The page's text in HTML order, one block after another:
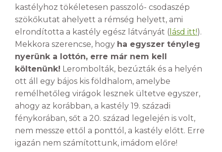
kastélyhoz tökéletesen passzoló- csodaszép
szökőkutat ahelyett a rémség helyett, ami
elrondította a kastély egész látványát ( lásd itt!).
Mekkora szerencse, hogy ha egyszer tényleg
nyerünk a lottón, erre már nem kell
költenünk! Lerombolták, bezúzták és a helyén
ott áll egy bájos kis földhalom, amelybe
remélhetőleg virágok lesznek ültetve egyszer,
ahogy az korábban, a kastély 19. századi
fénykorában, sőt a 20. század legelején is volt,
nem messze ettől a ponttól, a kastély előtt. Erre
igazán nem számítottunk, imádom előre!